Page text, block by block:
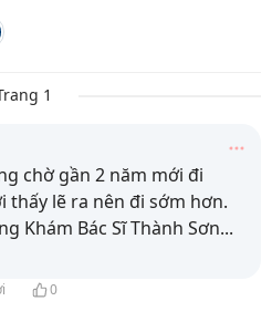
1
chờ gần 2 năm mới đi
thấy lẽ ra nên đi sớm hơn.
Khám Bác Sĩ Thành Sơn...
0